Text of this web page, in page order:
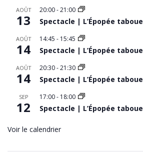
AOÛT
13
20:00-21:00
Spectacle | L’Épopée taboue
AOÛT
14
14:45 - 15:45
Spectacle | L’Épopée taboue
AOÛT
14
20:30-21:30
Spectacle | L’Épopée taboue
SEP
12
17:00- 18:00
Spectacle | L’Épopée taboue
Voir le calendrier